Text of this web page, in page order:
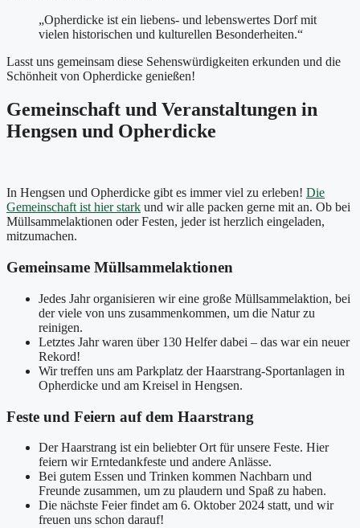
„Opherdicke ist ein liebens- und lebenswertes Dorf mit
vielen historischen und kulturellen Besonderheiten.“
Lasst uns gemeinsam diese Sehenswürdigkeiten erkunden und die
Schönheit von Opherdicke genießen!
Gemeinschaft und Veranstaltungen in
Hengsen und Opherdicke
In Hengsen und Opherdicke gibt es immer viel zu erleben! Die
Gemeinschaft ist hier stark und wir alle packen gerne mit an. Ob bei
Müllsammelaktionen oder Festen, jeder ist herzlich eingeladen,
mitzumachen.
Gemeinsame Müllsammelaktionen
Jedes Jahr organisieren wir eine große Müllsammelaktion, bei
der viele von uns zusammenkommen, um die Natur zu
reinigen.
Letztes Jahr waren über 130 Helfer dabei – das war ein neuer
Rekord!
Wir treffen uns am Parkplatz der Haarstrang-Sportanlagen in
Opherdicke und am Kreisel in Hengsen.
Feste und Feiern auf dem Haarstrang
Der Haarstrang ist ein beliebter Ort für unsere Feste. Hier
feiern wir Erntedankfeste und andere Anlässe.
Bei gutem Essen und Trinken kommen Nachbarn und
Freunde zusammen, um zu plaudern und Spaß zu haben.
Die nächste Feier findet am 6. Oktober 2024 statt, und wir
freuen uns schon darauf!